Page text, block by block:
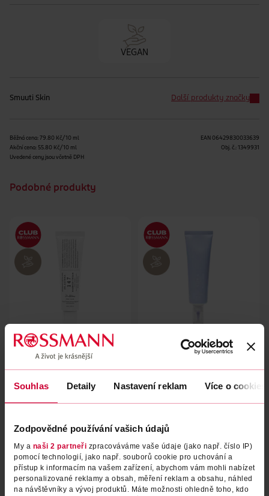
Souhlas Detaily Nastavení reklam Více o cookies
Zodpovědné používání vašich údajů
My a naši 2 partneři zpracováváme vaše údaje (jako např. číslo IP)
pomocí technologií, jako např. souborů cookie pro uchování a
přístup k informacím na vašem zařízení, abychom vám mohli nabízet
personalizované reklamy a obsah, měření reklam a obsahu, náhled
na návštěvníky a vývoj produktů. Máte možnosti ohledně toho, kdo
VEGAN
Smuuti Skin Další produkty značky
Běžná cena: 79.80 Kč/10 ml
Akční cena: 55.80 Kč/10 ml
Uvedené ceny jsou včetně DPH
EAN 06429830033639
Obj. č.: 1349931
Podobné produkty
Pleťový krém 147 Barrier
Dr. Althea 50 ml
CLUB cena
DO KOŠÍKU
Hydratační pleťový krém Aqua
Dr. Althea 50 ml
CLUB cena